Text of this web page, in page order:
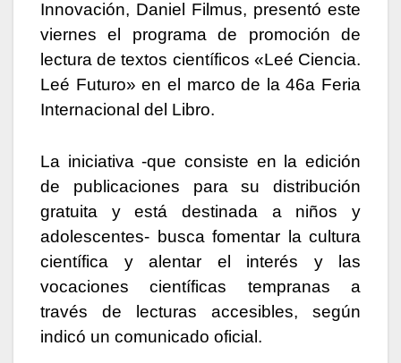
Innovación, Daniel Filmus, presentó este
viernes el programa de promoción de
lectura de textos científicos «Leé Ciencia.
Leé Futuro» en el marco de la 46a Feria
Internacional del Libro.
La iniciativa -que consiste en la edición
de publicaciones para su distribución
gratuita y está destinada a niños y
adolescentes- busca fomentar la cultura
científica y alentar el interés y las
vocaciones científicas tempranas a
través de lecturas accesibles, según
indicó un comunicado oficial.